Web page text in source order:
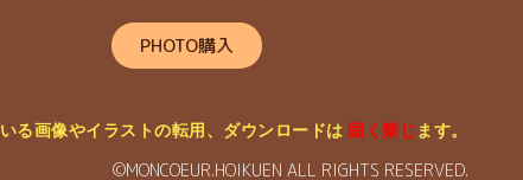
PHOTO購入
る画像やイラストの転用、ダウンロードは 固く禁じ ます。
©MONCOEUR.HOIKUEN ALL RIGHTS RESERVED.